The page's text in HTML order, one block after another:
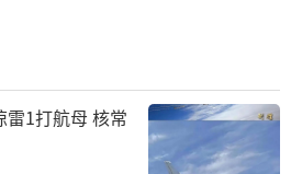
伊朗洪达卜重水反应堆遭到
运行，且未装载任何核材
1打航母 核常